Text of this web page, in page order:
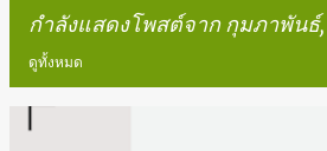
กำลังแสดงโพสต์จาก กุมภาพันธ์,
ดูทั้งหมด